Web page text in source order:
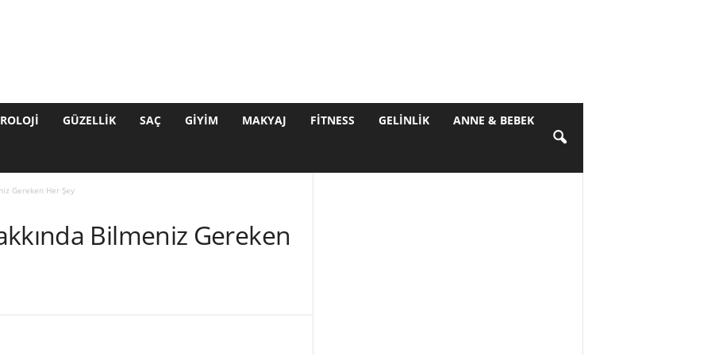
GÜZELLIK SAÇ GIYIM MAKYAJ FITNESS GELINLIK ANNE & BEBEK
Gereken Her Şey
Bilmeniz Gereken